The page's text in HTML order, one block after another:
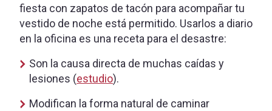
fiesta con zapatos de tacón para acompañar tu
vestido de noche está permitido. Usarlos a diario
en la oficina es una receta para el desastre:
Son la causa directa de muchas caídas y
lesiones (estudio).
Modifican la forma natural de caminar